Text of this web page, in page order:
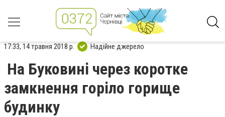
17:33, 14 травня 2018 р. Надійне джерело
На Буковині через коротке
замкнення горіло горище
будинку